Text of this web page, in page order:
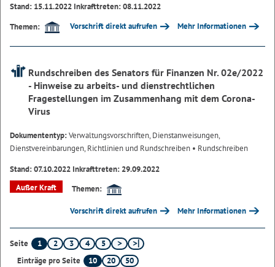
Stand: 15.11.2022 Inkrafttreten: 08.11.2022
Themen:
Vorschrift direkt aufrufen Mehr Informationen
Rundschreiben des Senators für Finanzen Nr. 02e/2022
- Hinweise zu arbeits- und dienstrechtlichen
Fragestellungen im Zusammenhang mit dem Corona-
Virus
Dokumententyp:Verwaltungsvorschriften, Dienstanweisungen,
Dienstvereinbarungen, Richtlinien und Rundschreiben • Rundschreiben
Stand: 07.10.2022 Inkrafttreten: 29.09.2022
Außer Kraft
Themen:
Vorschrift direkt aufrufen Mehr Informationen
Seite 1 2 3 4
5
Einträge pro Seite
10 20 50